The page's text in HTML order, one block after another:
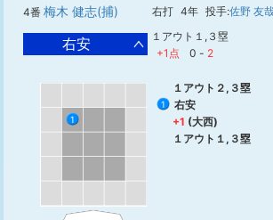
4番 梅木 健志(捕) 右打 4年 投手:佐野 友
右安
１アウト１,３塁
+1点
0 - 2
1
１アウト２,３塁
1
右安
+1 (大西)
１アウト１,３塁